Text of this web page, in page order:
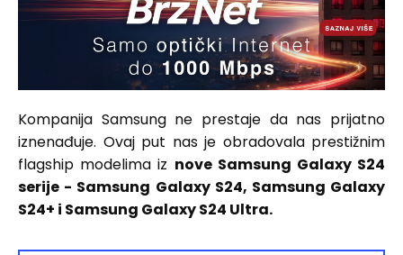
Kompanija Samsung ne prestaje da nas prijatno
iznenađuje. Ovaj put nas je obradovala prestižnim
flagship modelima iz nove Samsung Galaxy S24
serije - Samsung Galaxy S24, Samsung Galaxy
S24+ i Samsung Galaxy S24 Ultra.